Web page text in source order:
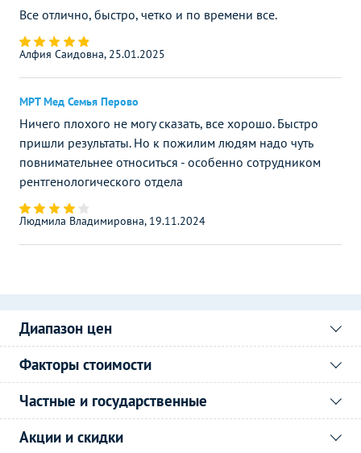
Все отлично, быстро, четко и по времени все.
Алфия Саидовна, 25.01.2025
МРТ Мед Семья Перово
Ничего плохого не могу сказать, все хорошо. Быстро
пришли результаты. Но к пожилим людям надо чуть
повнимательнее относиться - особенно сотрудником
рентгенологического отдела
Людмила Владимировна, 19.11.2024
Диапазон цен
Факторы стоимости
Частные и государственные
Акции и скидки